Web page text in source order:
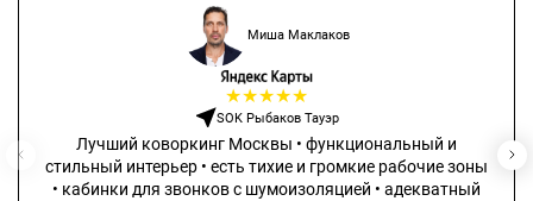
Миша Маклаков
★★★★★
SOK Рыбаков Тауэр
Лучший коворкинг Москвы • функциональный и
стильный интерьер • есть тихие и громкие рабочие зоны
• кабинки для звонков с шумоизоляцией • адекватный